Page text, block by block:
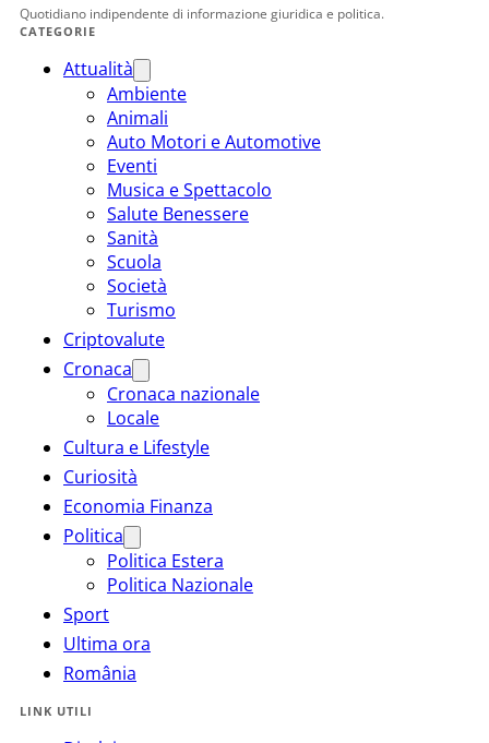
Quotidiano indipendente di informazione giuridica e politica.
CATEGORIE
Attualità
Ambiente
Animali
Auto Motori e Automotive
Eventi
Musica e Spettacolo
Salute Benessere
Sanità
Scuola
Società
Turismo
Criptovalute
Cronaca
Cronaca nazionale
Locale
Cultura e Lifestyle
Curiosità
Economia Finanza
Politica
Politica Estera
Politica Nazionale
Sport
Ultima ora
România
LINK UTILI